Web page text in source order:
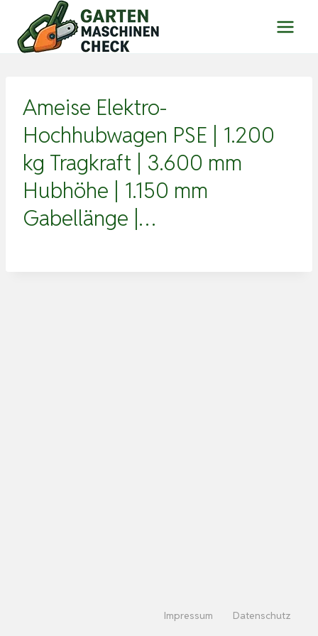
Inhalt
springen
Ameise Elektro-
Hochhubwagen PSE | 1.200
kg Tragkraft | 3.600 mm
Hubhöhe | 1.150 mm
Gabellänge |…
Impressum Datenschutz